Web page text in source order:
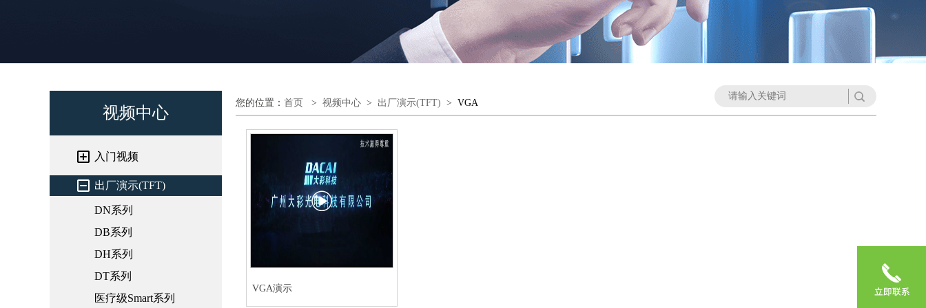
视频中心
入门视频
出厂演示(TFT)
DN系列
DB系列
DH系列
DT系列
医疗级Smart系列
您的位置： 首页 > 视频中心 > 出厂演示(TFT) > VGA
VGA演示